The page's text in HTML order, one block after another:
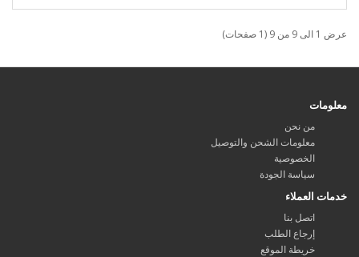
عرض 1 الى 9 من 9 (1 صفحات)
معلومات
من نحن
معلومات الشحن والتوصيل
الخصوصية
سياسة الجودة
خدمات العملاء
اتصل بنا
إرجاع الطلب
خريطة الموقع